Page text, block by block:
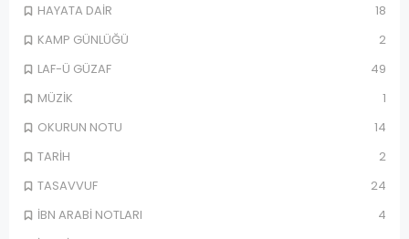
HAYATA DAİR
18
KAMP GÜNLÜĞÜ
2
LAF-Ü GÜZAF
49
MÜZİK
1
OKURUN NOTU
14
TARİH
2
TASAVVUF
24
İBN ARABİ NOTLARI
4